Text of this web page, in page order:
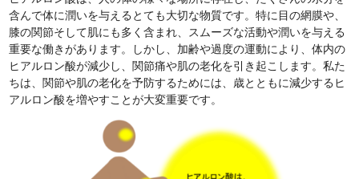
含んで体に潤いを与えるとても大切な物質です。特に目の網膜や、
膝の関節そして肌にも多く含まれ、スムーズな活動や潤いを与える
重要な働きがあります。しかし、加齢や過度の運動により、体内の
ヒアルロン酸が減少し、関節痛や肌の老化を引き起こします。私た
ちは、関節や肌の老化を予防するためには、歳とともに減少するヒ
アルロン酸を増やすことが大変重要です。